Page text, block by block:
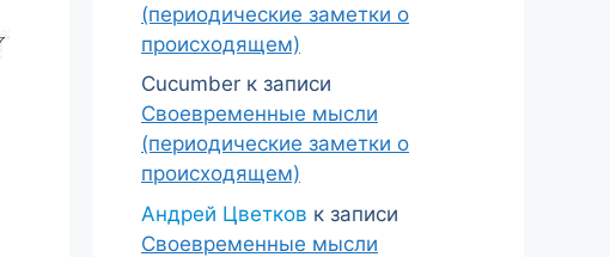
(периодические заметки о
происходящем)
Cucumber к записи
Своевременные мысли
(периодические заметки о
происходящем)
Андрей Цветков к записи
Своевременные мысли